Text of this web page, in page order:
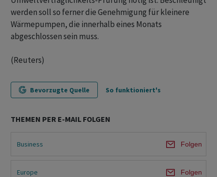
werden soll so ferner die Genehmigung für kleinere
Wärmepumpen, die innerhalb eines Monats
abgeschlossen sein muss.
(Reuters)
Bevorzugte Quelle So funktioniert's
THEMEN PER E-MAIL FOLGEN
Business Folgen
Europe Folgen